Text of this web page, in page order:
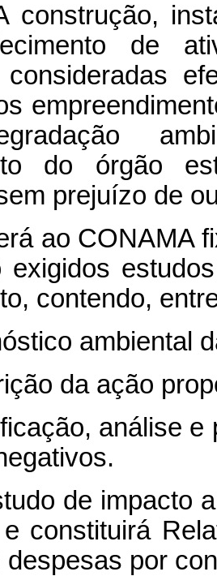
construção,
de
consideradas
do órgão
prejuízo de
ao CONAMA
exigidos
contendo,
ambiental
da ação
análise
de impacto
e constituirá
por